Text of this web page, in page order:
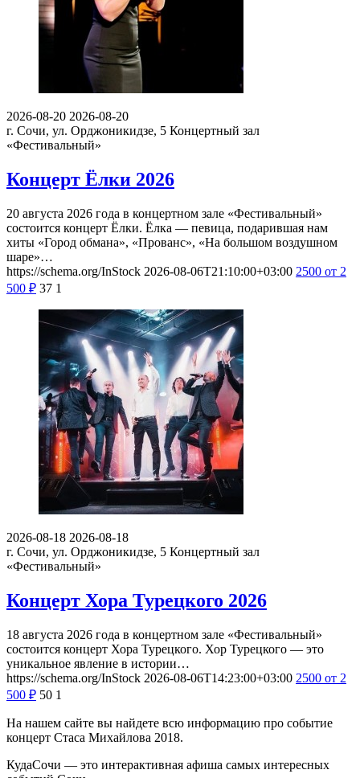
2026-08-20 2026-08-20
г. Сочи, ул. Орджоникидзе, 5 Концертный зал
«Фестивальный»
Концерт Ёлки 2026
20 августа 2026 года в концертном зале «Фестивальный»
состоится концерт Ёлки. Ёлка — певица, подарившая нам
хиты «Город обмана», «Прованс», «На большом воздушном
шаре»…
https://schema.org/InStock 2026-08-06T21:10:00+03:00 2500 от 2
500 ₽ 37 1
2026-08-18 2026-08-18
г. Сочи, ул. Орджоникидзе, 5 Концертный зал
«Фестивальный»
Концерт Хора Турецкого 2026
18 августа 2026 года в концертном зале «Фестивальный»
состоится концерт Хора Турецкого. Хор Турецкого — это
уникальное явление в истории…
https://schema.org/InStock 2026-08-06T14:23:00+03:00 2500 от 2
500 ₽ 50 1
На нашем сайте вы найдете всю информацию про событие
концерт Стаса Михайлова 2018.
КудаСочи — это интерактивная афиша самых интересных